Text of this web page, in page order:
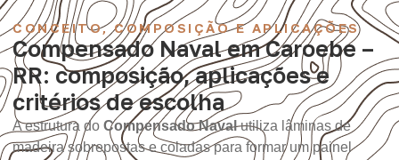
CONCEITO, COMPOSIÇÃO E APLICAÇÕES
Compensado Naval em Caroebe –
RR: composição, aplicações e
critérios de escolha
A estrutura do Compensado Navalutiliza lâminas de
madeira sobrepostas e coladas para formar um painel